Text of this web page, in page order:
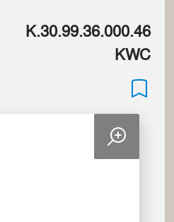
K.30.99.36.000.46
KWC